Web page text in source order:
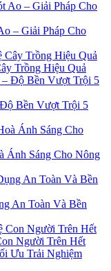
– Giải Pháp Cho
Trồng Hiệu Quả
Bền Vượt Trội 5
Ánh Sáng Cho Nông
An Toàn Và Bền
Người Trên Hết